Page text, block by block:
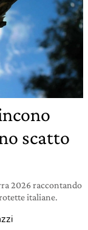
scatto
2026 raccontando
italiane.